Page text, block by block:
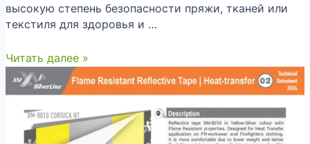
высокую степень безопасности пряжи, тканей или
текстиля для здоровья и …
Новый
сертификат
Oeko-
Читать далее »